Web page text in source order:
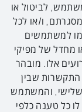
לביטול או
ו/או לכל
למשתמשים
מחדל של מפיקי
אלו. מובהר
שבין
שלישי, והמשתמש
כל טענה כלפי